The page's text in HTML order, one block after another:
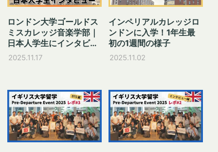
ロンドン大学ゴールドス
ミスカレッジ音楽学部｜
日本人学生にインタビュ
ー！
2025.11.17
インペリアルカレッジロ
ンドンに入学！1年生最
初の1週間の様子
2025.11.02